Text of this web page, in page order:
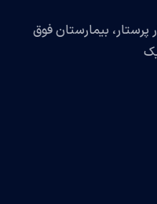
پرستار، بیمارستان فوق